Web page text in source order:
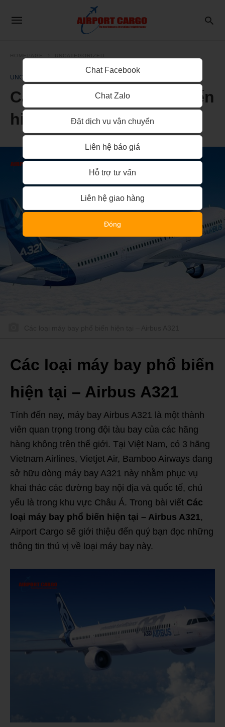
UNCATEGORIZED
Các loại máy bay phổ biến
hiện tại – Airbus A321
Các loại máy bay phổ biến
hiện tại – Airbus A321
Tính đến nay, máy bay Airbus A321 là một thành
viên quan trọng trong đội tàu bay của các hãng
hàng không trên thế giới. Tại Việt Nam, có 3 hãng
Vietnam Airlines, Vietjet Air, Bamboo Airways đang
sở hữu dòng máy bay A321 này nhằm phục vụ
khai thác các đường bay nội địa và quốc tế, chủ
yếu là trong khu vực Châu Á. Trong bài viết Các
loại máy bay phổ biến hiện tại – Airbus A321,
Airport Cargo sẽ giới thiệu đến quý bạn đọc những
thông tin thú vị về loại máy bay này.
Chat Facebook
Chat Zalo
Đặt dịch vụ vận chuyển
Liên hệ báo giá
Hỗ trợ tư vấn
Liên hệ giao hàng
Đóng